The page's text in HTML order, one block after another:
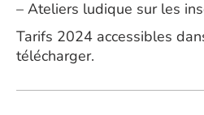
– Ateliers ludique sur les
Tarifs 2024 accessibles
télécharger.